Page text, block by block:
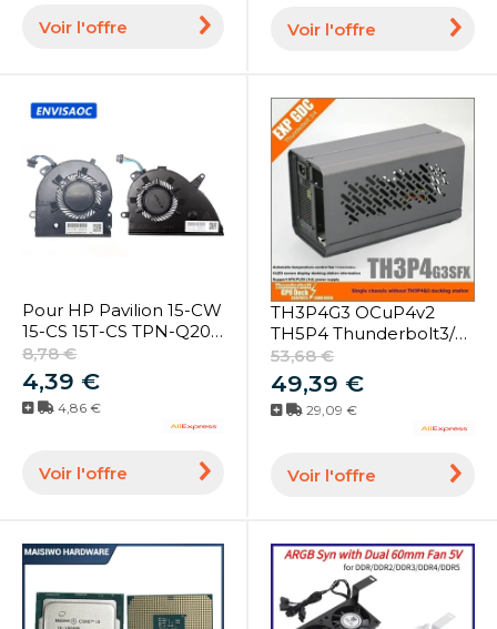
bouteille avec grattoir
Voir l'offre Voir l'offre
Pour HP Pavilion 15-CW
15-CS 15T-CS TPN-Q208
TPN-Q210 ordinateur
portable CPU GPU
ventilateur de
refroidissement
dissipateur thermique
ventilateur refroidisseur
L25584-001 L25585-001
8,78 €
4,39 €
4,86 €
Voir l'offre
TH3P4G3 OCuP4v2
TH5P4 Thunderbolt3/4
GPU Dock Boîtier en
aluminium Cadre
métallique Boîtier
Externe pour carte
graphique EGPU - Kit
refroidissement
53,68 €
49,39 €
29,09 €
Voir l'offre